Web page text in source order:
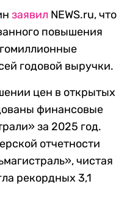
заявил NEWS.ru, что
повышения
годовой выручки.
цен в открытых
финансовые
за 2025 год.
отчетности
чистая
рекордных 3,1